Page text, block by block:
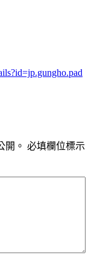
開。 必填欄位標示